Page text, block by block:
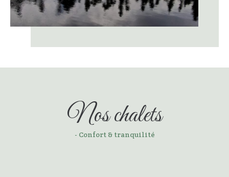
Nos chalets
- Confort & tranquilité